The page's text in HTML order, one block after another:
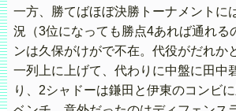
一方、勝てばほぼ決勝トーナメントに
況（3位になっても勝点4あれば通れる
ンは久保がけがで不在。代役がだれか
一列上に上げて、代わりに中盤に田中
り、2シャドーは鎌田と伊東のコンビ